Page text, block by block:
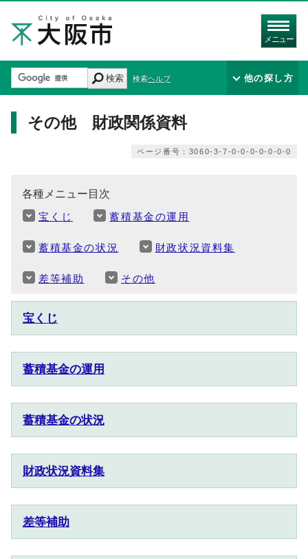
メニュー
検索 検索ヘルプ 他の探し方
その他 財政関係資料
ページ番号：3060-3-7-0-0-0-0-0-0-0
各種メニュー目次
宝くじ 蓄積基金の運用
蓄積基金の状況 財政状況資料集
差等補助 その他
宝くじ
蓄積基金の運用
蓄積基金の状況
財政状況資料集
差等補助